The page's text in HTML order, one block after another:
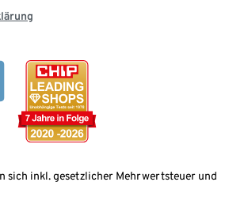
sich inkl. gesetzlicher Mehrwertsteuer und